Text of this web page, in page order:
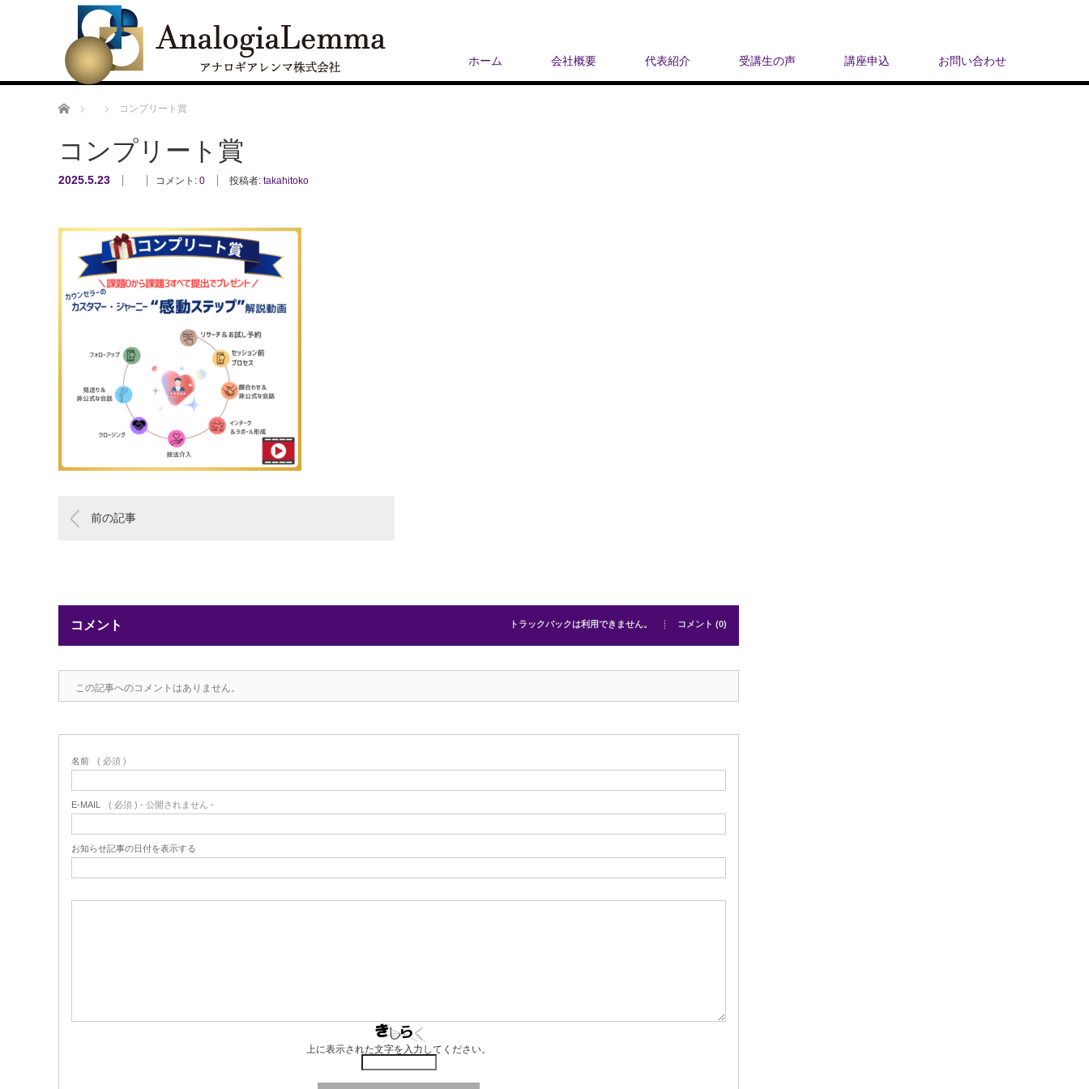
ホーム 会社概要 代表紹介 受講生の声 講座申込 お問い合わせ
ホーム コンプリート賞
コンプリート賞
2025.5.23 コメント: 0 投稿者: takahitoko
前の記事
コメント トラックバックは利用できません。 コメント (0)
この記事へのコメントはありません。
名前 ( 必須 )
E-MAIL ( 必須 ) - 公開されません -
お知らせ記事の日付を表示する
上に表示された文字を入力してください。